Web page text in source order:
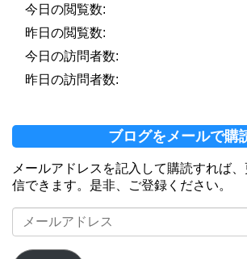
今日の閲覧数:
昨日の閲覧数:
今日の訪問者数:
昨日の訪問者数:
ブログをメールで購
メールアドレスを記入して購読すれば
信できます。是非、ご登録ください。
メ
ー